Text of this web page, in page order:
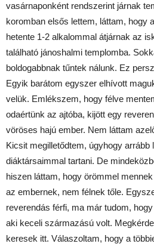
vasárnaponként rendszerint járnak
koromban elsős lettem, láttam, hogy
hetente 1-2 alkalommal átjárnak az
található jánoshalmi templomba.
boldogabbnak tűntek nálunk. Ez
Egyik barátom egyszer elhívott
velük. Emlékszem, hogy félve
odaértünk az ajtóba, kijött egy
vöröses hajú ember. Nem láttam
Kicsit megilletődtem, úgyhogy
diáktársaimmal tartani. De
hiszen láttam, hogy örömmel
az embernek, nem félnek tőle.
reverendás férfi, ma már tudom, hogy
aki keceli származású volt.
keresek itt. Válaszoltam, hogy a